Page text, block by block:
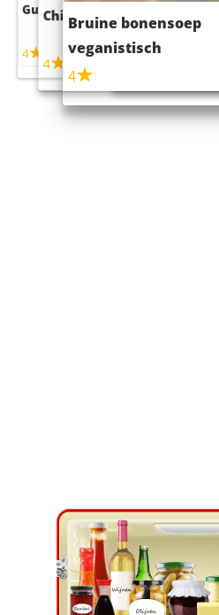
Guacamole
4
Chili con carne
4
Bruine bonensoep
veganistisch
4
Sushi rijstsalade
maaltijdsalade
4